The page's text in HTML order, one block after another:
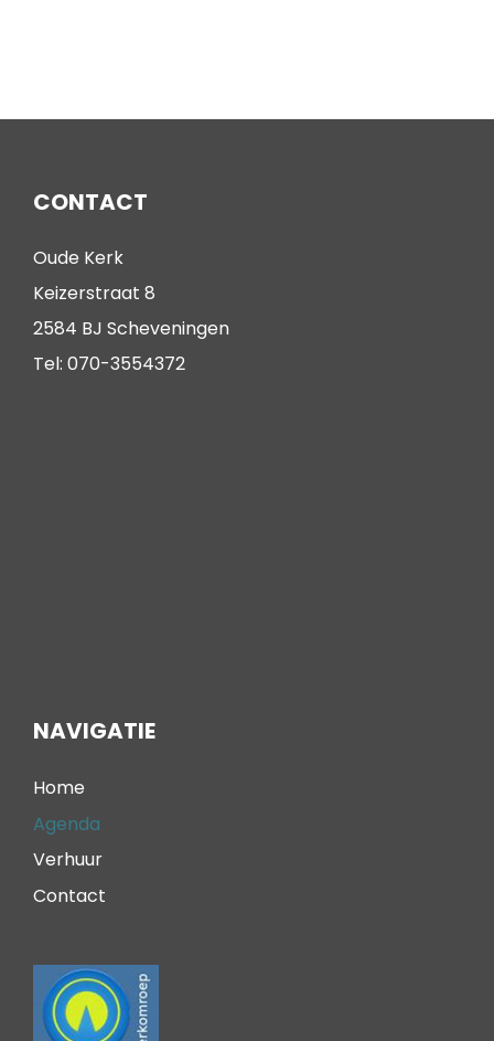
CONTACT
Oude Kerk
Keizerstraat 8
2584 BJ Scheveningen
Tel: 070-3554372
NAVIGATIE
Home
Agenda
Verhuur
Contact